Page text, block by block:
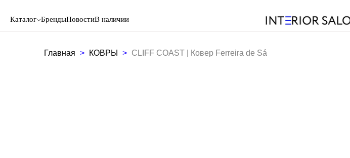
Каталог БрендыНовостиВ наличии
Главная КОВРЫ CLIFF COAST | Ковер Ferreira de Sá